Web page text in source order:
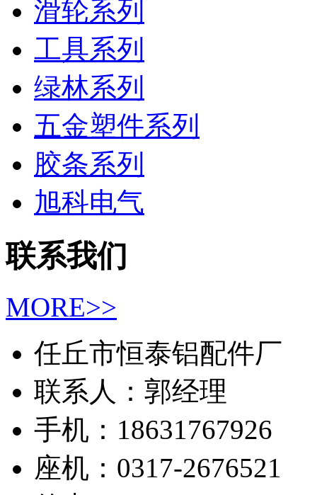
滑轮系列
工具系列
绿林系列
五金塑件系列
胶条系列
旭科电气
联系我们
MORE>>
任丘市恒泰铝配件厂
联系人：郭经理
手机：18631767926
座机：0317-2676521